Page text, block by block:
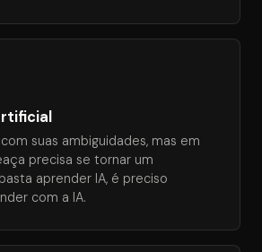
suas ambiguidades, mas em
precisa se tornar um
aprender IA, é preciso
com a IA.